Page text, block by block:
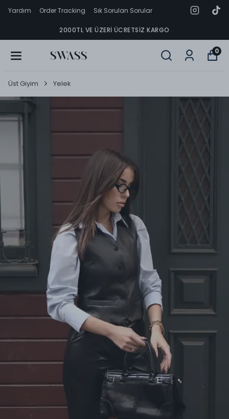
Yardım Order Tracking Sık Sorulan Sorular
2000TL VE ÜZERI ÜCRETSIZ KARGO
0
Üst Giyim Yelek